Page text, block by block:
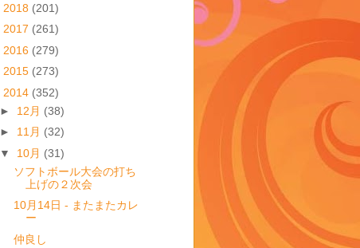
2018 (201)
2017 (261)
2016 (279)
2015 (273)
2014 (352)
► 12月 (38)
► 11月 (32)
▼ 10月 (31)
ソフトボール大会の打ち
上げの２次会
10月14日 - またまたカレ
ー
仲良し